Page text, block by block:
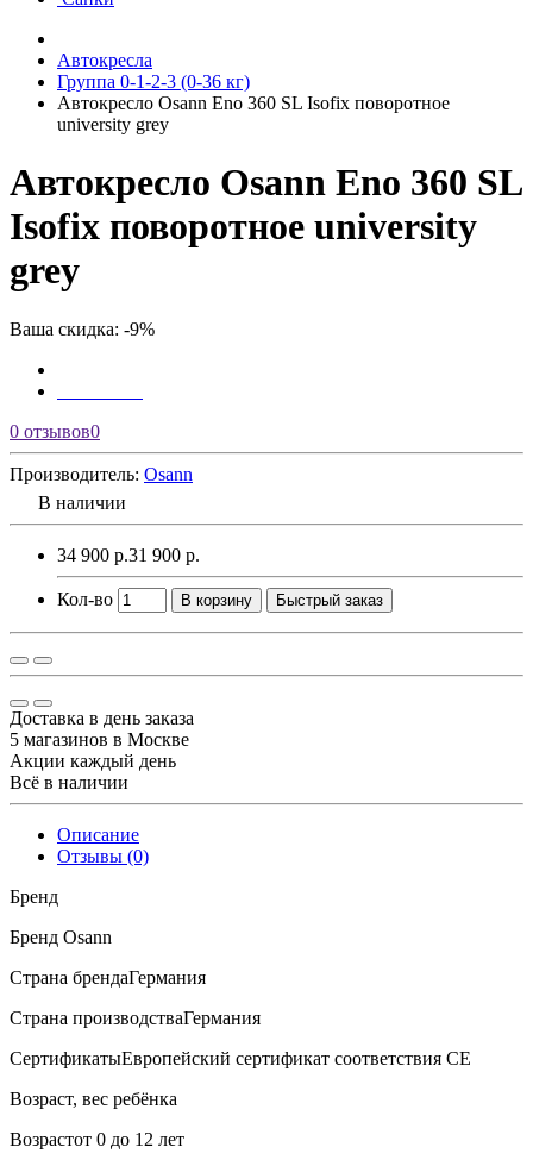
Автокресла
Группа 0-1-2-3 (0-36 кг)
Автокресло Osann Eno 360 SL Isofix поворотное
university grey
Автокресло Osann Eno 360 SL
Isofix поворотное university
grey
Ваша скидка: -9%
0 отзывов0
Производитель: Osann
В наличии
34 900 р.31 900 р.
Кол-во В корзину Быстрый заказ
Доставка в день заказа
5 магазинов в Москве
Акции каждый день
Всё в наличии
Описание
Отзывы (0)
Бренд
Бренд Osann
Страна брендаГермания
Страна производстваГермания
СертификатыЕвропейский сертификат соответствия СЕ
Возраст, вес ребёнка
Возрастот 0 до 12 лет